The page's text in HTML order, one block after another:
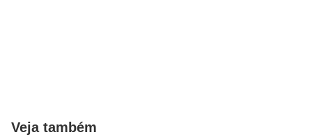
Veja também